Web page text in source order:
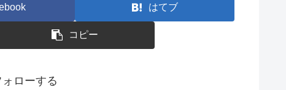
はてブ
コピー
ローする